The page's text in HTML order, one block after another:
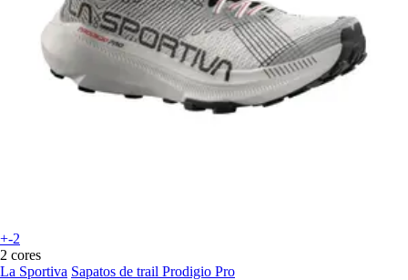
+-2
2 cores
La Sportiva Sapatos de trail Prodigio Pro